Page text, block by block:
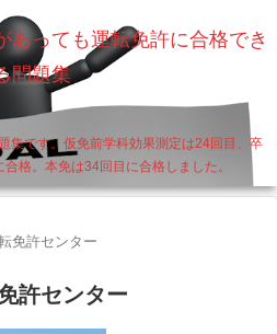
あっても運転免許に合格でき
問題集
集です。仮免前学科効果測定は24回目、卒
格。本免は34回目に合格しました。
免許センター
許センター